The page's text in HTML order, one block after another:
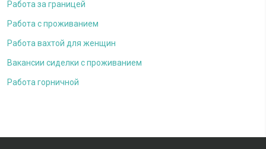
Работа за границей
Работа с проживанием
Работа вахтой для женщин
Вакансии сиделки с проживанием
Работа горничной